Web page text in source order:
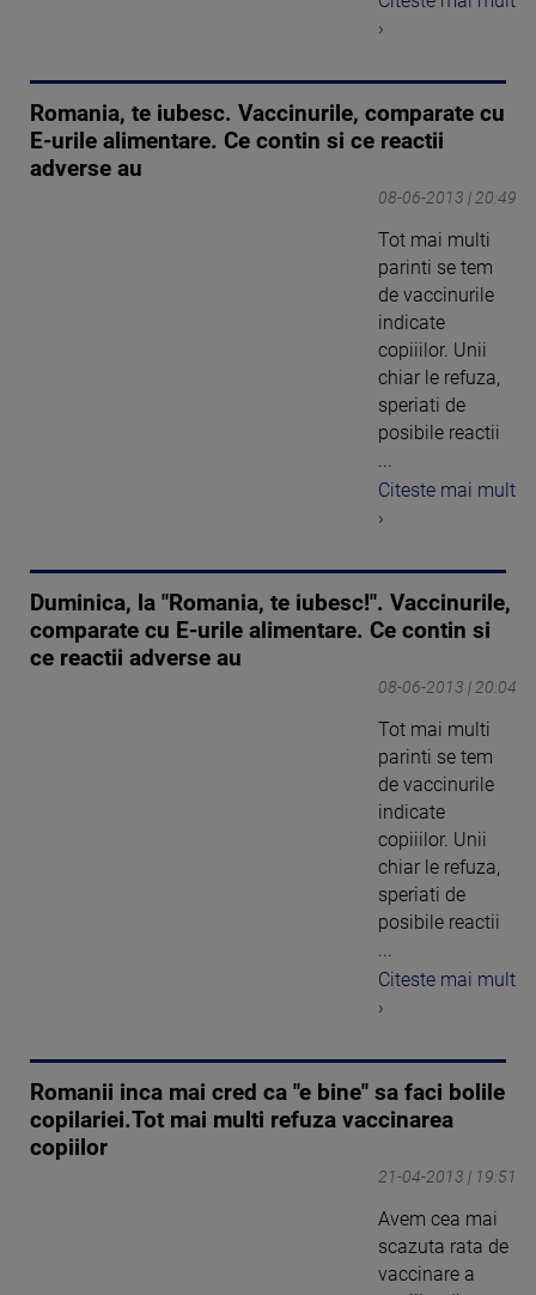
›
Romania, te iubesc. Vaccinurile, comparate cu
E-urile alimentare. Ce contin si ce reactii
adverse au
08-06-2013 | 20:49
Tot mai multi
parinti se tem
de vaccinurile
indicate
copiiilor. Unii
chiar le refuza,
speriati de
posibile reactii
...
Citeste mai mult
›
Duminica, la "Romania, te iubesc!". Vaccinurile,
comparate cu E-urile alimentare. Ce contin si
ce reactii adverse au
08-06-2013 | 20:04
Tot mai multi
parinti se tem
de vaccinurile
indicate
copiiilor. Unii
chiar le refuza,
speriati de
posibile reactii
...
Citeste mai mult
›
Romanii inca mai cred ca "e bine" sa faci bolile
copilariei.Tot mai multi refuza vaccinarea
copiilor
21-04-2013 | 19:51
Avem cea mai
scazuta rata de
vaccinare a